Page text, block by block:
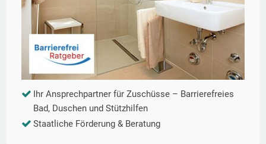
Ihr Ansprechpartner für Zuschüsse – Barrierefreies
Bad, Duschen und Stützhilfen
Staatliche Förderung & Beratung